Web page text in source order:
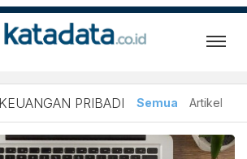
PRIBADI Semua Artikel